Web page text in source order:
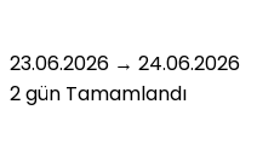
23.06.2026 → 24.06.2026
2 gün Tamamlandı